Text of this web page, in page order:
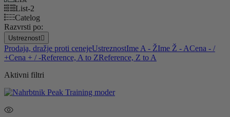
List-2
Catelog
Razvrsti po:
Ustreznost
Prodaja, dražje proti cenejeUstreznostIme A - ŽIme Ž - ACena - /
+Cena + / -Reference, A to ZReference, Z to A
Aktivni filtri